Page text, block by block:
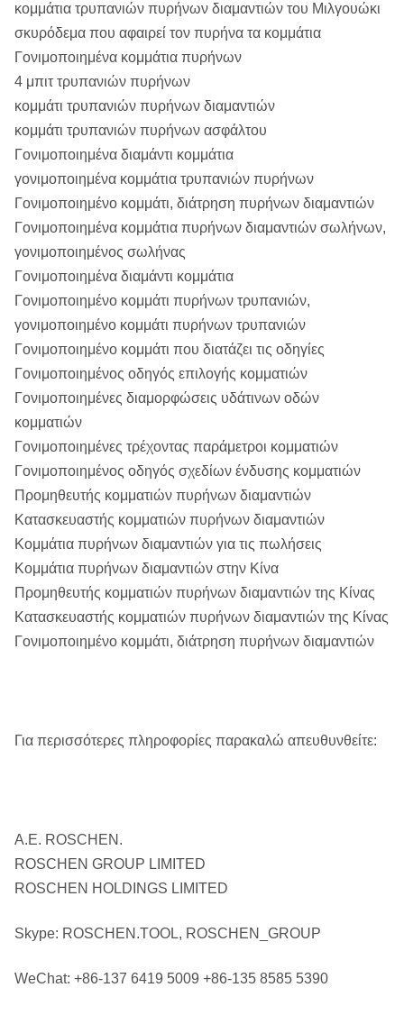
ασβεστόλιθος, αλατισμένο, παγωμένο
soil&ice, μαλακός ψαμμίτης, αμμώδης
σχιστόλιθος, claystone, αμμώδης
ασβεστόλιθος, μαλακό schist
κομμάτια τρυπανιών πυρήνων διαμαντιών του Μιλγουώκι
σκυρόδεμα που αφαιρεί τον πυρήνα τα κομμάτια
Γονιμοποιημένα κομμάτια πυρήνων
4 μπιτ τρυπανιών πυρήνων
κομμάτι τρυπανιών πυρήνων διαμαντιών
κομμάτι τρυπανιών πυρήνων ασφάλτου
Γονιμοποιημένα διαμάντι κομμάτια
γονιμοποιημένα κομμάτια τρυπανιών πυρήνων
Γονιμοποιημένο κομμάτι, διάτρηση πυρήνων διαμαντιών
Γονιμοποιημένα κομμάτια πυρήνων διαμαντιών σωλήνων,
γονιμοποιημένος σωλήνας
Γονιμοποιημένα διαμάντι κομμάτια
Γονιμοποιημένο κομμάτι πυρήνων τρυπανιών,
γονιμοποιημένο κομμάτι πυρήνων τρυπανιών
Γονιμοποιημένο κομμάτι που διατάζει τις οδηγίες
Γονιμοποιημένος οδηγός επιλογής κομματιών
Γονιμοποιημένες διαμορφώσεις υδάτινων οδών
κομματιών
Γονιμοποιημένες τρέχοντας παράμετροι κομματιών
Γονιμοποιημένος οδηγός σχεδίων ένδυσης κομματιών
Προμηθευτής κομματιών πυρήνων διαμαντιών
Κατασκευαστής κομματιών πυρήνων διαμαντιών
Κομμάτια πυρήνων διαμαντιών για τις πωλήσεις
Κομμάτια πυρήνων διαμαντιών στην Κίνα
Προμηθευτής κομματιών πυρήνων διαμαντιών της Κίνας
Κατασκευαστής κομματιών πυρήνων διαμαντιών της Κίνας
Γονιμοποιημένο κομμάτι, διάτρηση πυρήνων διαμαντιών
Για περισσότερες πληροφορίες παρακαλώ απευθυνθείτε:
Α.Ε. ROSCHEN.
ROSCHEN GROUP LIMITED
ROSCHEN HOLDINGS LIMITED
Skype: ROSCHEN.TOOL, ROSCHEN_GROUP
WeChat: +86-137 6419 5009 +86-135 8585 5390